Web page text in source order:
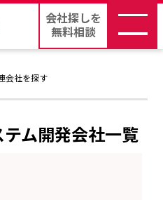
会社探しを
無料相談
会社を探す
ム開発会社一覧